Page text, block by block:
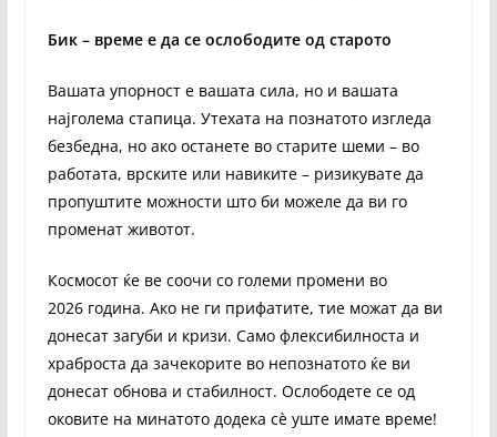
Бик – време е да се ослободите од старото
Вашата упорност е вашата сила, но и вашата
најголема стапица. Утехата на познатото изгледа
безбедна, но ако останете во старите шеми – во
работата, врските или навиките – ризикувате да
пропуштите можности што би можеле да ви го
променат животот.
Космосот ќе ве соочи со големи промени во
2026 година. Ако не ги прифатите, тие можат да ви
донесат загуби и кризи. Само флексибилноста и
храброста да зачекорите во непознатото ќе ви
донесат обнова и стабилност. Ослободете се од
оковите на минатото додека сè уште имате време!